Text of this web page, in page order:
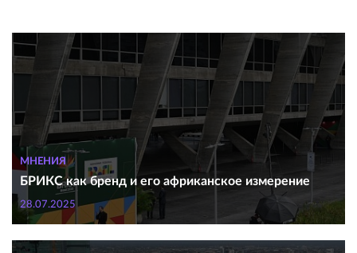
МНЕНИЯ
БРИКС как бренд и его африканское измерение
28.07.2025